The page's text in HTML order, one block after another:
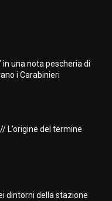
in una nota pescheria di
i Carabinieri
L’origine del termine
dintorni della stazione